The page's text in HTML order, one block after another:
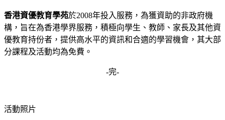
香港資優教育學苑於2008年投入服務，為獲資助的非政府機
構，旨在為香港學界服務，積極向學生、教師、家長及其他資
優教育持份者，提供高水平的資訊和合適的學習機會，其大部
分課程及活動均為免費。
-完-
活動照片